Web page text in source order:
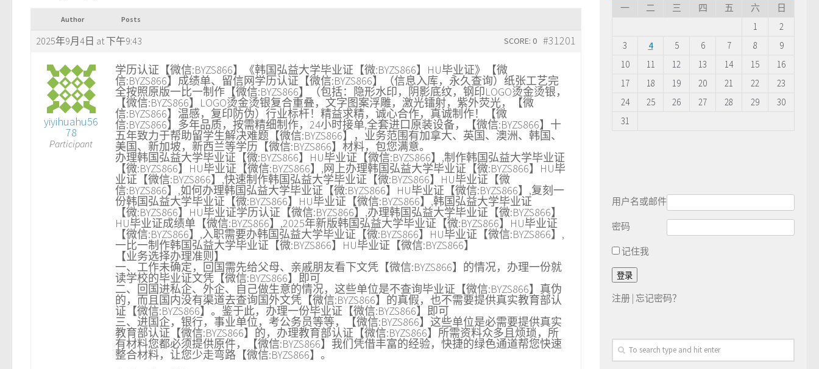
Author Posts
2025年9月4日 at 下午9:43 #31201
SCORE: 0
yiyihuahu56
78
Participant
学历认证【微信:BYZS866】《韩国弘益大学毕业证【微:BYZS866】HU毕业证》【微
信:BYZS866】成绩单、留信网学历认证【微信:BYZS866】（信息入库，永久查询）纸张工艺完
全按照原版一比一制作【微信:BYZS866】（包括：隐形水印，阴影底纹，钢印LOGO烫金烫银，
【微信:BYZS866】LOGO烫金烫银复合重叠，文字图案浮雕，激光镭射，紫外荧光，【微
信:BYZS866】温感，复印防伪）行业标杆！精益求精，诚心合作，真诚制作！【微
信:BYZS866】多年品质，按需精细制作，24小时接单,全套进口原装设备，【微信:BYZS866】十
五年致力于帮助留学生解决难题【微信:BYZS866】，业务范围有加拿大、英国、澳洲、韩国、
美国、新加坡，新西兰等学历【微信:BYZS866】材料，包您满意。
办理韩国弘益大学毕业证【微:BYZS866】HU毕业证【微信:BYZS866】,制作韩国弘益大学毕业证
【微:BYZS866】HU毕业证【微信:BYZS866】,网上办理韩国弘益大学毕业证【微:BYZS866】HU毕
业证【微信:BYZS866】,快速制作韩国弘益大学毕业证【微:BYZS866】HU毕业证【微
信:BYZS866】,如何办理韩国弘益大学毕业证【微:BYZS866】HU毕业证【微信:BYZS866】,复刻一
份韩国弘益大学毕业证【微:BYZS866】HU毕业证【微信:BYZS866】,韩国弘益大学毕业证
【微:BYZS866】HU毕业证学历认证【微信:BYZS866】,办理韩国弘益大学毕业证【微:BYZS866】
HU毕业证成绩单【微信:BYZS866】,2025年新版韩国弘益大学毕业证【微:BYZS866】HU毕业证
【微信:BYZS866】,入职需要办韩国弘益大学毕业证【微:BYZS866】HU毕业证【微信:BYZS866】,
一比一制作韩国弘益大学毕业证【微:BYZS866】HU毕业证【微信:BYZS866】
【业务选择办理准则】
一、工作未确定，回国需先给父母、亲戚朋友看下文凭【微信:BYZS866】的情况，办理一份就
读学校的毕业证文凭【微信:BYZS866】即可
二、回国进私企、外企、自己做生意的情况，这些单位是不查询毕业证【微信:BYZS866】真伪
的，而且国内没有渠道去查询国外文凭【微信:BYZS866】的真假，也不需要提供真实教育部认
证【微信:BYZS866】。鉴于此，办理一份毕业证【微信:BYZS866】即可
三、进国企，银行，事业单位，考公务员等等，【微信:BYZS866】这些单位是必需要提供真实
教育部认证【微信:BYZS866】的，办理教育部认证【微信:BYZS866】所需资料众多且烦琐，所
有材料您都必须提供原件，【微信:BYZS866】我们凭借丰富的经验，快捷的绿色通道帮您快速
整合材料，让您少走弯路【微信:BYZS866】。
一
二 三 四 五 六
日
1
2
3
4 5 6 7 8
9
10
11 12 13 14 15
16
17
18 19 20 21 22
23
24
25 26 27 28 29
30
31
用户名或邮件
密码
记住我
注册 | 忘记密码？